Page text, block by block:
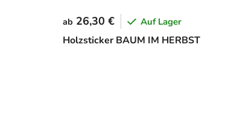
Holzsticker BAUM IM HERBST
ab 26,30 € Auf Lager